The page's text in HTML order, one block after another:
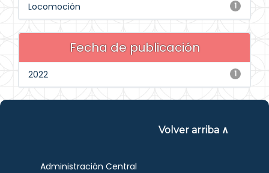
1
Locomoción
Fecha de publicación
1
2022
Volver arriba ∧
Administración Central